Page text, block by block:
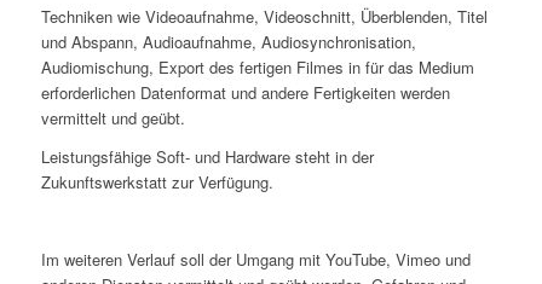
Techniken wie Videoaufnahme, Videoschnitt, Überblenden, Titel
und Abspann, Audioaufnahme, Audiosynchronisation,
Audiomischung, Export des fertigen Filmes in für das Medium
erforderlichen Datenformat und andere Fertigkeiten werden
vermittelt und geübt.
Leistungsfähige Soft- und Hardware steht in der
Zukunftswerkstatt zur Verfügung.
Im weiteren Verlauf soll der Umgang mit YouTube, Vimeo und